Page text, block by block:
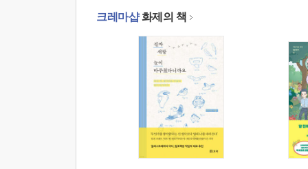
크레마샵화제의 책